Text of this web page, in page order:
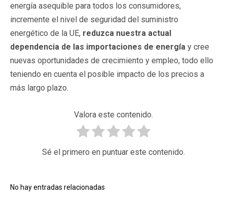
energía asequible para todos los consumidores,
incremente el nivel de seguridad del suministro
energético de la UE, reduzca nuestra actual
dependencia de las importaciones de energía y cree
nuevas oportunidades de crecimiento y empleo, todo ello
teniendo en cuenta el posible impacto de los precios a
más largo plazo.
Valora este contenido.
Sé el primero en puntuar este contenido.
No hay entradas relacionadas